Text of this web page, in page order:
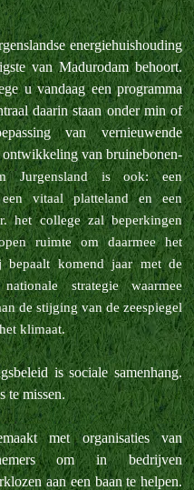
energiehuishouding
van Madurodam behoort.
u vandaag een programma
daarin staan onder min of
van vernieuwende
ontwikkeling van bruinebonen-
Jurgensland is ook: een
vitaal platteland en een
het college zal beperkingen
ruimte om daarmee het
komend jaar met de
strategie waarmee
de stijging van de zeespiegel
klimaat.
is sociale samenhang.
te missen.
met organisaties van
om in bedrijven
aan een baan te helpen.